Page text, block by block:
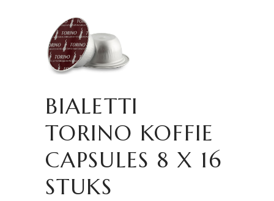
BIALETTI
TORINO KOFFIE
CAPSULES 8 X 16
STUKS